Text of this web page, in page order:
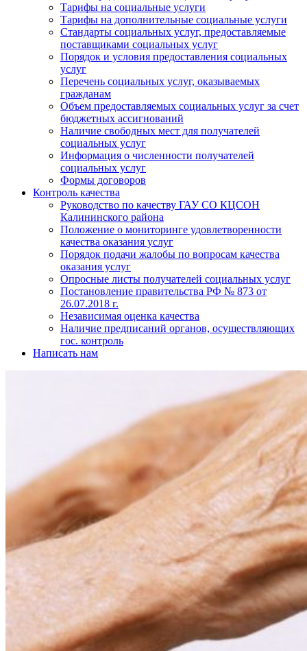
Тарифы на социальные услуги
Тарифы на дополнительные социальные услуги
Стандарты социальных услуг, предоставляемые
поставщиками социальных услуг
Порядок и условия предоставления социальных
услуг
Перечень социальных услуг, оказываемых
гражданам
Объем предоставляемых социальных услуг за счет
бюджетных ассигнований
Наличие свободных мест для получателей
социальных услуг
Информация о численности получателей
социальных услуг
Формы договоров
Контроль качества
Руководство по качеству ГАУ СО КЦСОН
Калининского района
Положение о мониторинге удовлетворенности
качества оказания услуг
Порядок подачи жалобы по вопросам качества
оказания услуг
Опросные листы получателей социальных услуг
Постановление правительства РФ № 873 от
26.07.2018 г.
Независимая оценка качества
Наличие предписаний органов, осуществляющих
гос. контроль
Написать нам